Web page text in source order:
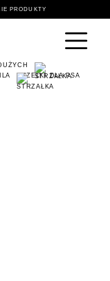
PRODUKTY
SZELKI DLA PSA